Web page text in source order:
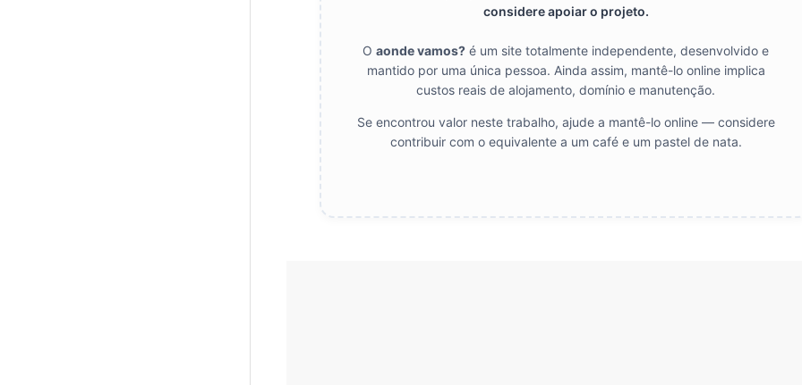
considere apoiar o projeto.
O aonde vamos? é um site totalmente independente, desenvolvido e
mantido por uma única pessoa. Ainda assim, mantê-lo online implica
custos reais de alojamento, domínio e manutenção.
Se encontrou valor neste trabalho, ajude a mantê-lo online — considere
contribuir com o equivalente a um café e um pastel de nata.